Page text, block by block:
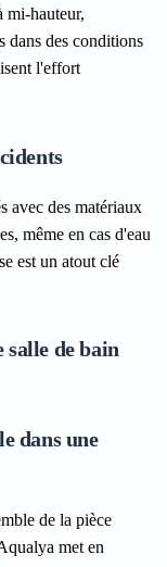
mi-hauteur,
dans des conditions
l'effort
avec des matériaux
même en cas d'eau
est un atout clé
salle de bain
dans une
de la pièce
met en